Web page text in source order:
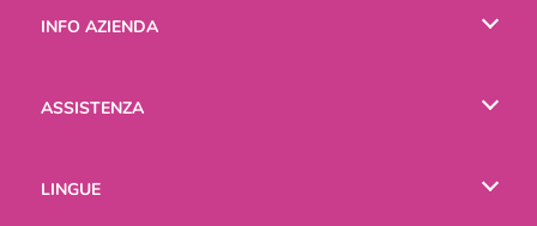
INFO AZIENDA
ASSISTENZA
LINGUE